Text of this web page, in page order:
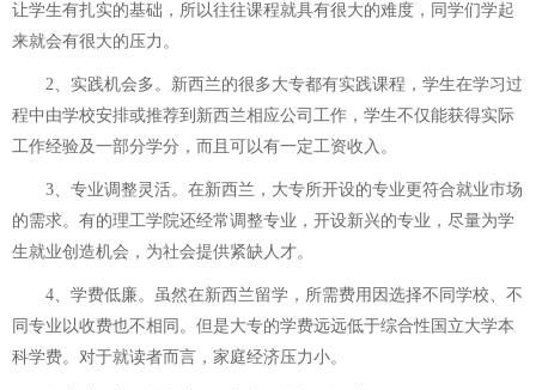
让学生有扎实的基础，所以往往课程就具有很大的难度，同学们学起
来就会有很大的压力。
2、实践机会多。新西兰的很多大专都有实践课程，学生在学习过
程中由学校安排或推荐到新西兰相应公司工作，学生不仅能获得实际
工作经验及一部分学分，而且可以有一定工资收入。
3、专业调整灵活。在新西兰，大专所开设的专业更符合就业市场
的需求。有的理工学院还经常调整专业，开设新兴的专业，尽量为学
生就业创造机会，为社会提供紧缺人才。
4、学费低廉。虽然在新西兰留学，所需费用因选择不同学校、不
同专业以收费也不相同。但是大专的学费远远低于综合性国立大学本
科学费。对于就读者而言，家庭经济压力小。